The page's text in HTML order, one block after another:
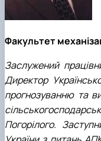
Факультет
Заслужений
Директор
прогнозуванню та
Погорілого.